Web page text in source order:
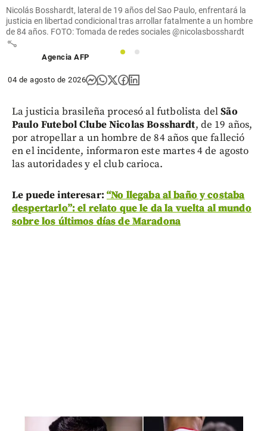
de la
derecha
share
Nicolás Bosshardt, lateral de 19 años del Sao Paulo, enfrentará la
justicia en libertad condicional tras arrollar fatalmente a un hombre
de 84 años. FOTO: Tomada de redes sociales @nicolasbosshardt
1 2
Agencia AFP
04 de agosto de 2026
La justicia brasileña procesó al futbolista delSão
Paulo Futebol ClubeNicolas Bosshardt, de 19 años,
por atropellar a un hombre de 84 años que falleció
en el incidente, informaron este martes 4 de agosto
las autoridades y el club carioca.
Le puede interesar: “No llegaba al baño y costaba
despertarlo”: el relato que le da la vuelta al mundo
sobre los últimos días de Maradona